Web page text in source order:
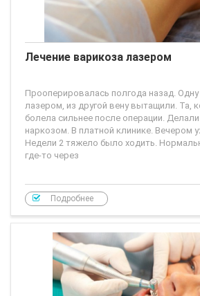
Лечение варикоза лазером
Прооперировалась полгода назад. Одну
лазером, из другой вену вытащили. Та,
болела сильнее после операции.
наркозом. В платной клинике. Вечером
Недели 2 тяжело было ходить.
где-то через
Подробнее